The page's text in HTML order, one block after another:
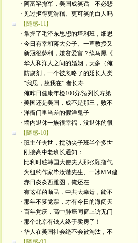
· 阿富罕撤军，美国成笑话，不必悲
· 见过抠得更滑稽、更可笑的白人吗
【随感-11】
· 掌握了毛泽东思想的塔利班，细思
· 今日有幸和蒋大公子、一草教授又
· 新冠很势利，嫌贫爱富？续马黑《
· 华人和洋人之间的婚姻，大多（俺
· 防腐剂，一个被忽略了的延长人类
· “我思，故我在” 者长寿
· 俺昨日健康年检100分/酒列长寿第
· 美国还是美国，成不是那王，败不
· 洋衙门里当差的假洋鬼子
· 墙内退休一族很幸福，没退休的很
【隨感-10】
· 班主任去世，搅动尖子班半个多世
· 刚接高中老班长通知：
· 比利时驻韩国大使夫人那张颐指气
· 为纽约作家毕汝谐先生、一冰MM建
· 赤日炎炎西雅图，俺还在
· 有这样的顺民，中共太幸运，能不
· 那年不要党票，才有今日的海阔天
· 百年党庆，高中肺癌同窗上访无门
· 那个北京有钱人终于卖房了！
· 华人在美国社会绝不会被淘汰，不
【隨感-9】